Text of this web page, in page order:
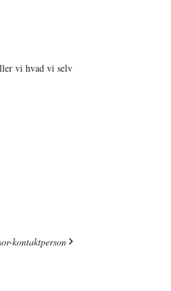
vi hvad vi selv
kontaktperson